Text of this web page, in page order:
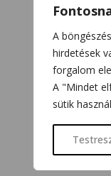
A
hirdetések
forgalom
A "Mindet
sütik